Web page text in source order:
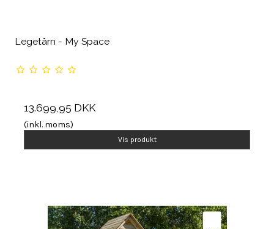
Legetårn - My Space
13.699,95 DKK
(inkl. moms)
Vis produkt